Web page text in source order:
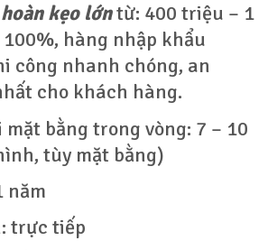
kẹo lớntừ: 400 triệu – 1
hàng nhập khẩu
công nhanh chóng, an
cho khách hàng.
mặt bằng trong vòng: 7 – 10
tùy mặt bằng)
năm
trực tiếp